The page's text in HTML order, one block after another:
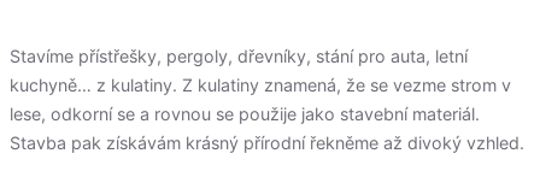
Stavíme přístřešky, pergoly, dřevníky, stání pro auta, letní
kuchyně… z kulatiny. Z kulatiny znamená, že se vezme strom v
lese, odkorní se a rovnou se použije jako stavební materiál.
Stavba pak získávám krásný přírodní řekněme až divoký vzhled.